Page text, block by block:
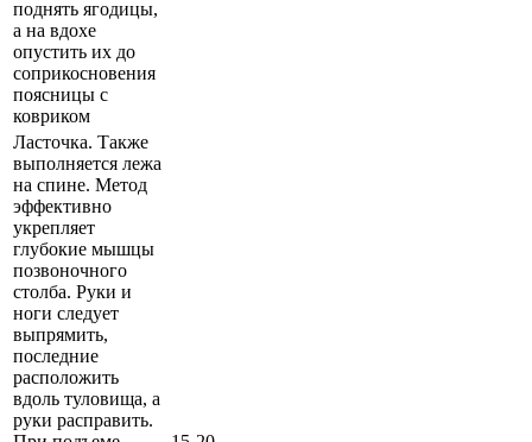
поднять ягодицы,
а на вдохе
опустить их до
соприкосновения
поясницы с
ковриком
Ласточка. Также
выполняется лежа
на спине. Метод
эффективно
укрепляет
глубокие мышцы
позвоночного
столба. Руки и
ноги следует
выпрямить,
последние
расположить
вдоль туловища, а
руки расправить.